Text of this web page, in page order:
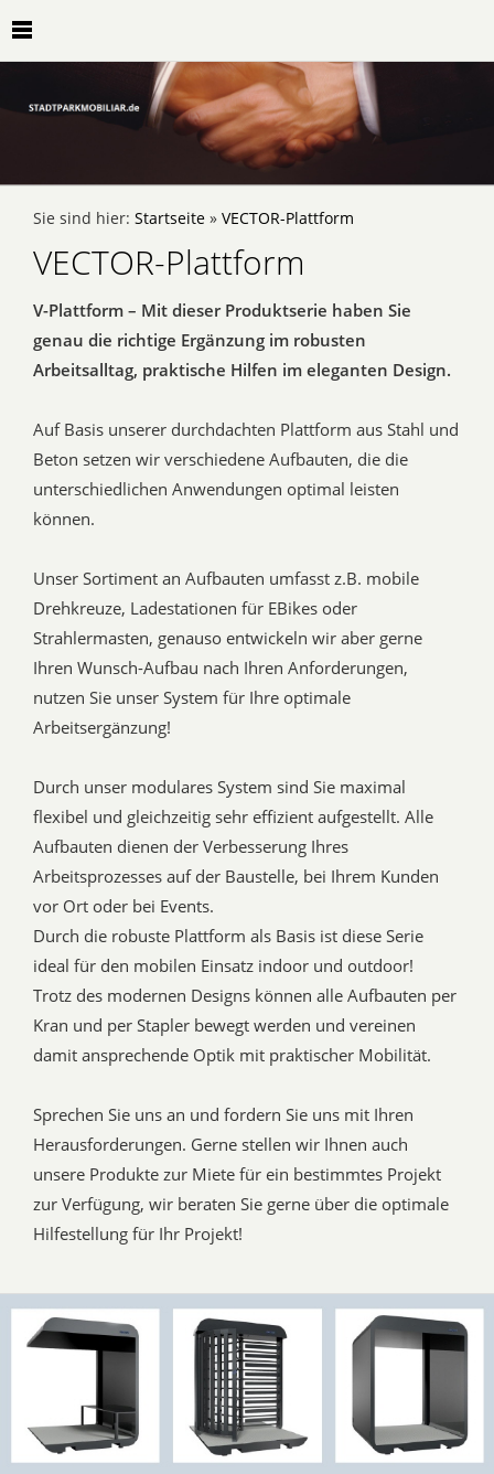
Sie sind hier: Startseite » VECTOR-Plattform
VECTOR-Plattform
V-Plattform – Mit dieser Produktserie haben Sie
genau die richtige Ergänzung im robusten
Arbeitsalltag, praktische Hilfen im eleganten Design.
Auf Basis unserer durchdachten Plattform aus Stahl und
Beton setzen wir verschiedene Aufbauten, die die
unterschiedlichen Anwendungen optimal leisten
können.
Unser Sortiment an Aufbauten umfasst z.B. mobile
Drehkreuze, Ladestationen für EBikes oder
Strahlermasten, genauso entwickeln wir aber gerne
Ihren Wunsch-Aufbau nach Ihren Anforderungen,
nutzen Sie unser System für Ihre optimale
Arbeitsergänzung!
Durch unser modulares System sind Sie maximal
flexibel und gleichzeitig sehr effizient aufgestellt. Alle
Aufbauten dienen der Verbesserung Ihres
Arbeitsprozesses auf der Baustelle, bei Ihrem Kunden
vor Ort oder bei Events.
Durch die robuste Plattform als Basis ist diese Serie
ideal für den mobilen Einsatz indoor und outdoor!
Trotz des modernen Designs können alle Aufbauten per
Kran und per Stapler bewegt werden und vereinen
damit ansprechende Optik mit praktischer Mobilität.
Sprechen Sie uns an und fordern Sie uns mit Ihren
Herausforderungen. Gerne stellen wir Ihnen auch
unsere Produkte zur Miete für ein bestimmtes Projekt
zur Verfügung, wir beraten Sie gerne über die optimale
Hilfestellung für Ihr Projekt!